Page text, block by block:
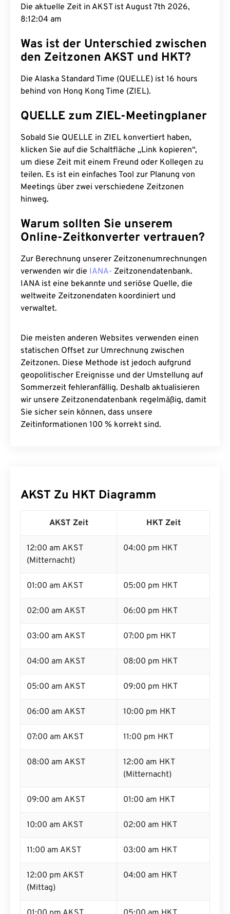
Die aktuelle Zeit in AKST ist August 7th 2026,
8:12:05 am
Was ist der Unterschied zwischen
den Zeitzonen AKST und HKT?
Die Alaska Standard Time (QUELLE) ist 16 hours
behind von Hong Kong Time (ZIEL).
QUELLE zum ZIEL-Meetingplaner
Sobald Sie QUELLE in ZIEL konvertiert haben,
klicken Sie auf die Schaltfläche „Link kopieren“,
um diese Zeit mit einem Freund oder Kollegen zu
teilen. Es ist ein einfaches Tool zur Planung von
Meetings über zwei verschiedene Zeitzonen
hinweg.
Warum sollten Sie unserem
Online-Zeitkonverter vertrauen?
Zur Berechnung unserer Zeitzonenumrechnungen
verwenden wir die IANA- Zeitzonendatenbank.
IANA ist eine bekannte und seriöse Quelle, die
weltweite Zeitzonendaten koordiniert und
verwaltet.
Die meisten anderen Websites verwenden einen
statischen Offset zur Umrechnung zwischen
Zeitzonen. Diese Methode ist jedoch aufgrund
geopolitischer Ereignisse und der Umstellung auf
Sommerzeit fehleranfällig. Deshalb aktualisieren
wir unsere Zeitzonendatenbank regelmäßig, damit
Sie sicher sein können, dass unsere
Zeitinformationen 100 % korrekt sind.
AKST Zu HKT Diagramm
AKST Zeit HKT Zeit
12:00 am AKST
(Mitternacht)
04:00 pm HKT
01:00 am AKST 05:00 pm HKT
02:00 am AKST 06:00 pm HKT
03:00 am AKST 07:00 pm HKT
04:00 am AKST 08:00 pm HKT
05:00 am AKST 09:00 pm HKT
06:00 am AKST 10:00 pm HKT
07:00 am AKST 11:00 pm HKT
08:00 am AKST
12:00 am HKT
(Mitternacht)
09:00 am AKST 01:00 am HKT
10:00 am AKST 02:00 am HKT
11:00 am AKST 03:00 am HKT
12:00 pm AKST
(Mittag)
04:00 am HKT